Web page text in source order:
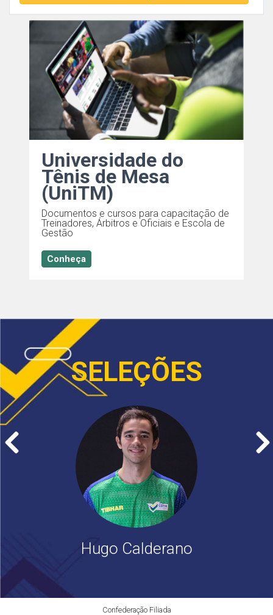
Universidade do
Tênis de Mesa
(UniTM)
Documentos e cursos para capacitação de
Treinadores, Árbitros e Oficiais e Escola de
Gestão
Conheça
SELEÇÕES
Hugo Calderano
Confederação Filiada